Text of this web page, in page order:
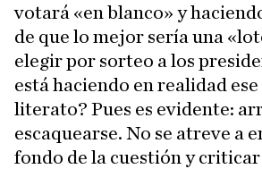
votará «en blanco» y
de que lo mejor sería una
elegir por sorteo a los
está haciendo en realidad
literato? Pues es evidente:
escaquearse. No se atreve a
fondo de la cuestión y criticar